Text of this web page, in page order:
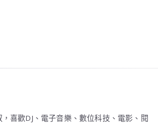
喜歡DJ、電子音樂、數位科技、電影、閱